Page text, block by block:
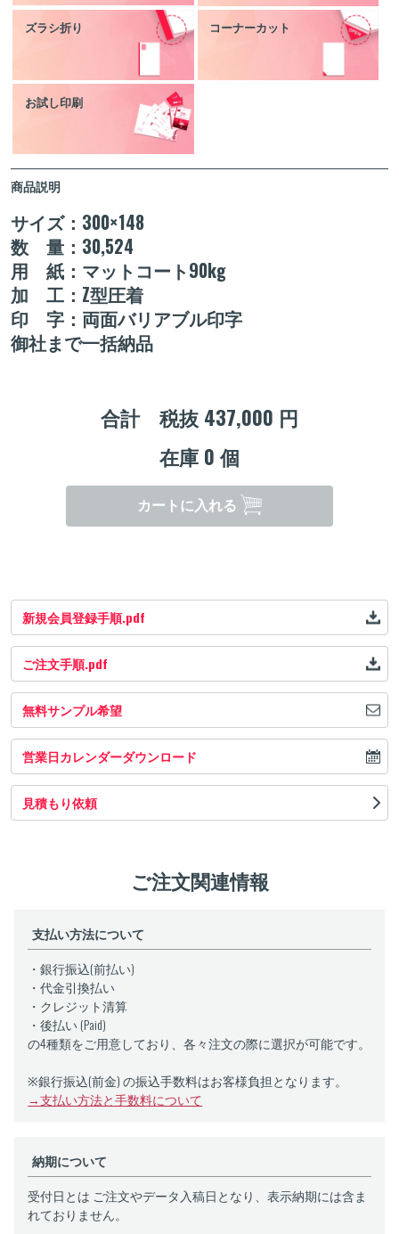
ズラシ折り コーナーカット
お試し印刷
商品説明
サイズ：300×148
数 量：30,524
用 紙：マットコート90kg
加 工：Z型圧着
印 字：両面バリアブル印字
御社まで一括納品
合計 税抜 437,000 円
在庫 0 個
カートに入れる
新規会員登録手順.pdf
ご注文手順.pdf
無料サンプル希望
営業日カレンダーダウンロード
見積もり依頼
ご注文関連情報
支払い方法について
・銀行振込(前払い)
・代金引換払い
・クレジット清算
・後払い (Paid)
の4種類をご用意しており、各々注文の際に選択が可能です。
※銀行振込(前金) の振込手数料はお客様負担となります。
→支払い方法と手数料について
納期について
受付日とは ご注文やデータ入稿日となり、表示納期には含ま
れておりません。